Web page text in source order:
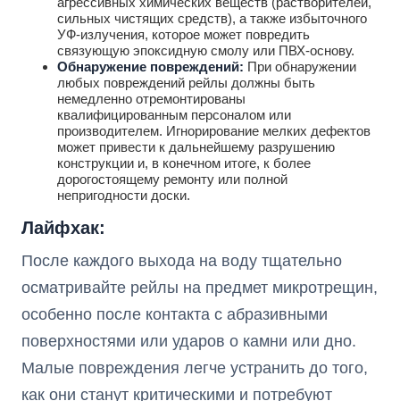
сильных чистящих средств), а также избыточного
УФ-излучения, которое может повредить
связующую эпоксидную смолу или ПВХ-основу.
Обнаружение повреждений: При обнаружении
любых повреждений рейлы должны быть
немедленно отремонтированы
квалифицированным персоналом или
производителем. Игнорирование мелких дефектов
может привести к дальнейшему разрушению
конструкции и, в конечном итоге, к более
дорогостоящему ремонту или полной
непригодности доски.
Лайфхак:
После каждого выхода на воду тщательно
осматривайте рейлы на предмет микротрещин,
особенно после контакта с абразивными
поверхностями или ударов о камни или дно.
Малые повреждения легче устранить до того,
как они станут критическими и потребуют